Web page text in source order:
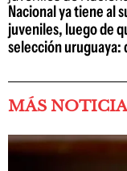
Nacional ya tiene al
juveniles, luego de
selección uruguaya:
MÁS